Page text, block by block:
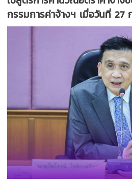
กรรมการค่าจ้างฯ เมื่อวันที่ 27